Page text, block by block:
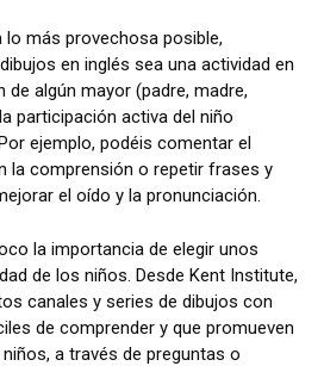
lo más provechosa posible,
en inglés sea una actividad en
de algún mayor (padre, madre,
participación activa del niño
ejemplo, podéis comentar el
la comprensión o repetir frases y
el oído y la pronunciación.
la importancia de elegir unos
de los niños. Desde Kent Institute,
canales y series de dibujos con
de comprender y que promueven
a través de preguntas o